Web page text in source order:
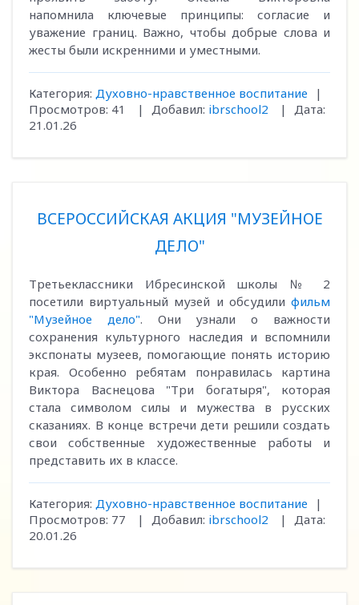
напомнила ключевые принципы: согласие и
уважение границ. Важно, чтобы добрые слова и
жесты были искренними и уместными.
Категория: Духовно-нравственное воспитание
|
Просмотров: 41 | Добавил: ibrschool2 |
Дата:
21.01.26
ВСЕРОССИЙСКАЯ АКЦИЯ "МУЗЕЙНОЕ
ДЕЛО"
Третьеклассники Ибресинской школы № 2
посетили виртуальный музей и обсудили фильм
"Музейное дело". Они узнали о важности
сохранения культурного наследия и вспомнили
экспонаты музеев, помогающие понять историю
края. Особенно ребятам понравилась картина
Виктора Васнецова "Три богатыря", которая
стала символом силы и мужества в русских
сказаниях. В конце встречи дети решили создать
свои собственные художественные работы и
представить их в классе.
Категория: Духовно-нравственное воспитание
|
Просмотров: 77 | Добавил: ibrschool2 |
Дата:
20.01.26